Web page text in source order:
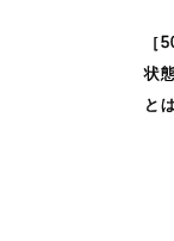
［
状
と